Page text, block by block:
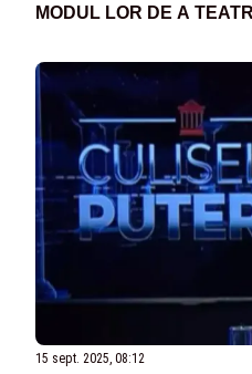
MODUL LOR DE A
15 sept. 2025, 08:12